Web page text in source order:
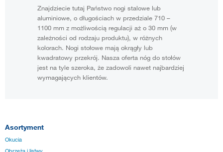
Znajdziecie tutaj Państwo nogi stalowe lub
aluminiowe, o długościach w przedziale 710 –
1100 mm z możliwością regulacji aż o 30 mm (w
zależności od rodzaju produktu), w różnych
kolorach. Nogi stołowe mają okrągły lub
kwadratowy przekrój. Nasza oferta nóg do stołów
jest na tyle szeroka, że zadowoli nawet najbardziej
wymagających klientów.
Asortyment
Okucia